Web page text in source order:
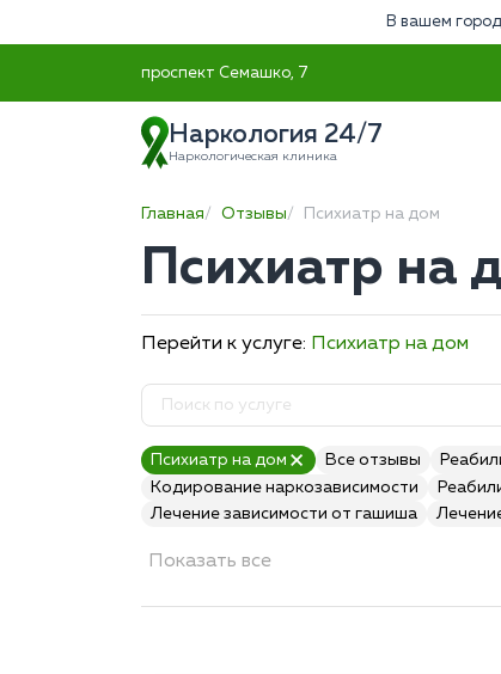
В вашем
проспект Семашко, 7
Наркология 24/7
Наркологическая клиника
Главная Отзывы Психиатр на дом
Психиатр на
Перейти к услуге: Психиатр на дом
Психиатр на дом Все отзывы
Кодирование наркозависимости
Лечение зависимости от гашиша
Показать все